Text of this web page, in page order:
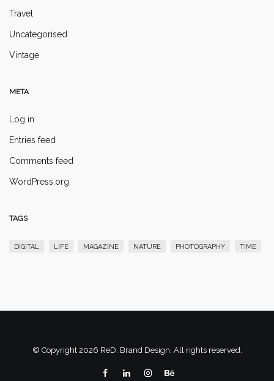
Travel
Uncategorised
Vintage
META
Log in
Entries feed
Comments feed
WordPress.org
TAGS
DIGITAL LIFE MAGAZINE NATURE PHOTOGRAPHY TIME
© Copyright 2026 ReD. Brand Design. All rights reserved.